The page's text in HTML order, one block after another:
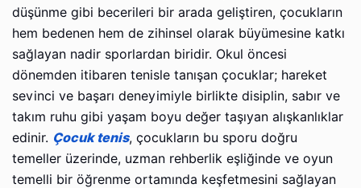
düşünme gibi becerileri bir arada geliştiren, çocukların
hem bedenen hem de zihinsel olarak büyümesine katkı
sağlayan nadir sporlardan biridir. Okul öncesi
dönemden itibaren tenisle tanışan çocuklar; hareket
sevinci ve başarı deneyimiyle birlikte disiplin, sabır ve
takım ruhu gibi yaşam boyu değer taşıyan alışkanlıklar
edinir. Çocuk tenis, çocukların bu sporu doğru
temeller üzerinde, uzman rehberlik eşliğinde ve oyun
temelli bir öğrenme ortamında keşfetmesini sağlayan